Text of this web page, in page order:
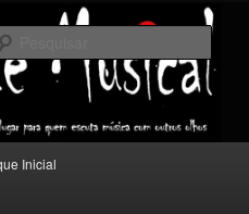
com outros olhos.
Inicial